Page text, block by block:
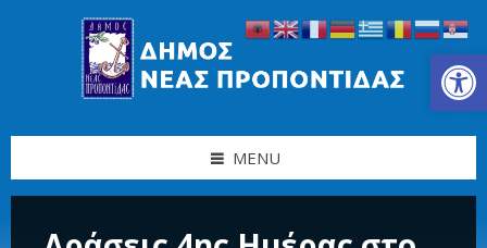
Ανοίξτε τη γραμμή εργαλείων
MENU